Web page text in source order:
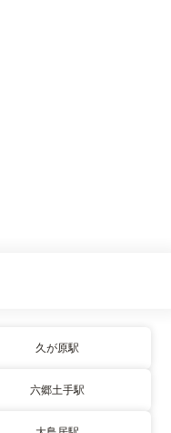
久が原駅
六郷土手駅